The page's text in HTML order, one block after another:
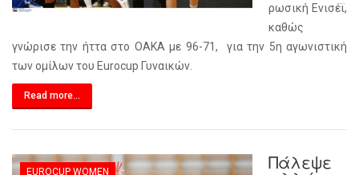
ρωσική Ενισέϊ,
καθώς
γνώρισε την ήττα στο ΟΑΚΑ με 96-71, για την 5η αγωνιστική
των ομίλων του Eurocup Γυναικών.
Read more...
EUROCUP WOMEN Πάλεψε